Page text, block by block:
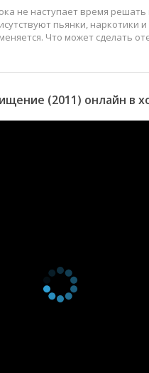
не наступает время
пьянки, наркотики
Что может сделать
(2011) онлайн в